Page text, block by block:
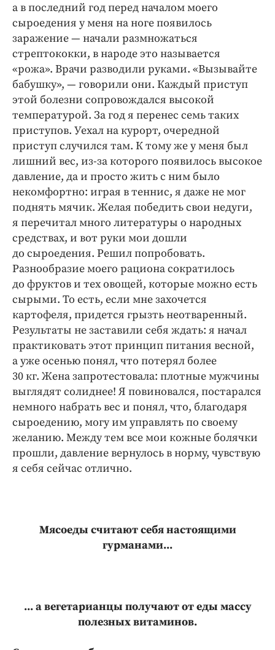
а в последний год перед началом моего
сыроедения у меня на ноге появилось
заражение — начали размножаться
стрептококки, в народе это называется
«рожа». Врачи разводили руками. «Вызывайте
бабушку», — говорили они. Каждый приступ
этой болезни сопровождался высокой
температурой. За год я перенес семь таких
приступов. Уехал на курорт, очередной
приступ случился там. К тому же у меня был
лишний вес, из-за которого появилось высокое
давление, да и просто жить с ним было
некомфортно: играя в теннис, я даже не мог
поднять мячик. Желая победить свои недуги,
я перечитал много литературы о народных
средствах, и вот руки мои дошли
до сыроедения. Решил попробовать.
Разнообразие моего рациона сократилось
до фруктов и тех овощей, которые можно есть
сырыми. То есть, если мне захочется
картофеля, придется грызть неотваренный.
Результаты не заставили себя ждать: я начал
практиковать этот принцип питания весной,
а уже осенью понял, что потерял более
30 кг. Жена запротестовала: плотные мужчины
выглядят солиднее! Я повиновался, постарался
немного набрать вес и понял, что, благодаря
сыроедению, могу им управлять по своему
желанию. Между тем все мои кожные болячки
прошли, давление вернулось в норму, чувствую
я себя сейчас отлично.
Мясоеды считают себя настоящими
гурманами...
... а вегетарианцы получают от еды массу
полезных витаминов.